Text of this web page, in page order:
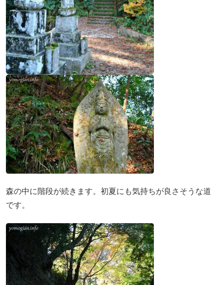
森の中に階段が続きます。初夏にも気持ちが良さそうな道
です。